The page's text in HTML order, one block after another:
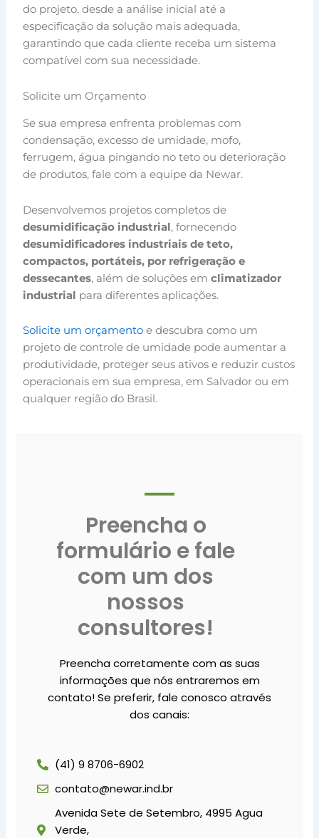
do projeto, desde a análise inicial até a
especificação da solução mais adequada,
garantindo que cada cliente receba um sistema
compatível com sua necessidade.
Solicite um Orçamento
Se sua empresa enfrenta problemas com
condensação, excesso de umidade, mofo,
ferrugem, água pingando no teto ou deterioração
de produtos, fale com a equipe da Newar.
Desenvolvemos projetos completos de
desumidificação industrial, fornecendo
desumidificadores industriais de teto,
compactos, portáteis, por refrigeração e
dessecantes, além de soluções emclimatizador
industrial para diferentes aplicações.
Solicite um orçamento e descubra como um
projeto de controle de umidade pode aumentar a
produtividade, proteger seus ativos e reduzir custos
operacionais em sua empresa, em Salvador ou em
qualquer região do Brasil.
Preencha o
formulário e fale
com um dos
nossos
consultores!
Preencha corretamente com as suas
informações que nós entraremos em
contato! Se preferir, fale conosco através
dos canais:
(41) 9 8706-6902
contato@newar.ind.br
Avenida Sete de Setembro, 4995 Agua
Verde,